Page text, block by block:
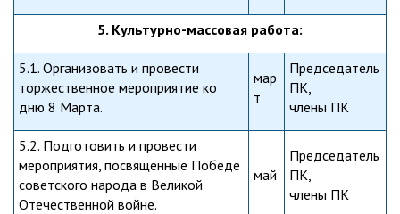
5. Культурно-массовая работа:
5.1. Организовать и провести
торжественное мероприятие ко
дню 8 Марта.
мар
т
Председатель
ПК,
члены ПК
5.2. Подготовить и провести
мероприятия, посвященные Победе
советского народа в Великой
Отечественной войне.
май
Председатель
ПК,
члены ПК